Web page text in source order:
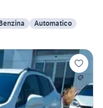
Automatico